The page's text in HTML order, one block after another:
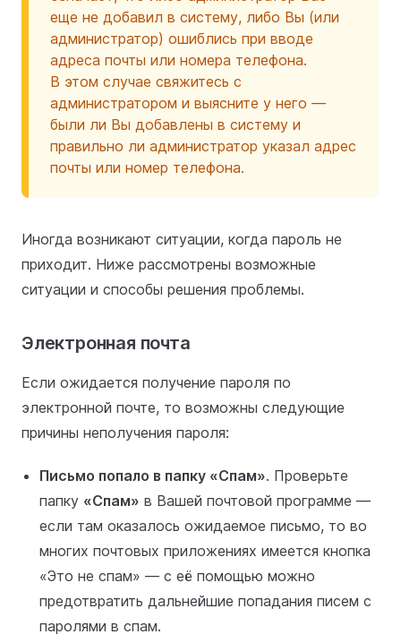
еще не добавил в систему, либо Вы (или
администратор) ошиблись при вводе
адреса почты или номера телефона.
В этом случае свяжитесь с
администратором и выясните у него —
были ли Вы добавлены в систему и
правильно ли администратор указал адрес
почты или номер телефона.
Иногда возникают ситуации, когда пароль не
приходит. Ниже рассмотрены возможные
ситуации и способы решения проблемы.
Электронная почта
Если ожидается получение пароля по
электронной почте, то возможны следующие
причины неполучения пароля:
Письмо попало в папку «Спам». Проверьте
папку «Спам» в Вашей почтовой программе —
если там оказалось ожидаемое письмо, то во
многих почтовых приложениях имеется кнопка
«Это не спам» — с её помощью можно
предотвратить дальнейшие попадания писем с
паролями в спам.